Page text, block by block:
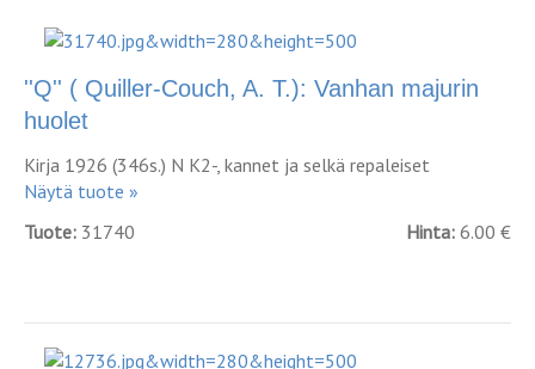
''Q'' ( Quiller-Couch, A. T.): Vanhan majurin
huolet
Kirja 1926 (346s.) N K2-, kannet ja selkä repaleiset
Näytä tuote »
Tuote: 31740 Hinta: 6.00 €